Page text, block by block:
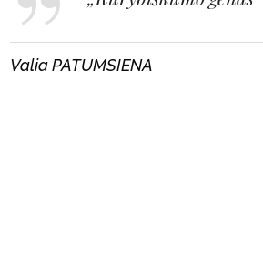
Valia PATUMSIENA